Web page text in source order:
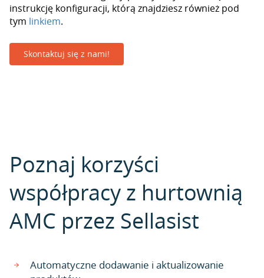
instrukcję konfiguracji, którą znajdziesz również pod
tym linkiem.
Skontaktuj się z nami!
Poznaj korzyści
współpracy z hurtownią
AMC przez Sellasist
Automatyczne dodawanie i aktualizowanie